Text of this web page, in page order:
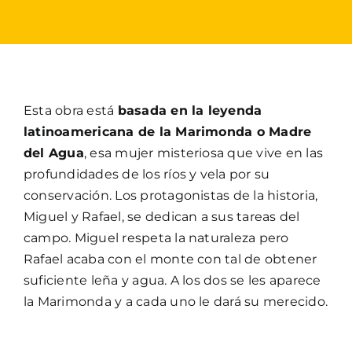
Esta obra está basada en la leyenda
latinoamericana de la Marimonda o Madre
del Agua, esa mujer misteriosa que vive en las
profundidades de los ríos y vela por su
conservación. Los protagonistas de la historia,
Miguel y Rafael, se dedican a sus tareas del
campo. Miguel respeta la naturaleza pero
Rafael acaba con el monte con tal de obtener
suficiente leña y agua. A los dos se les aparece
la Marimonda y a cada uno le dará su merecido.